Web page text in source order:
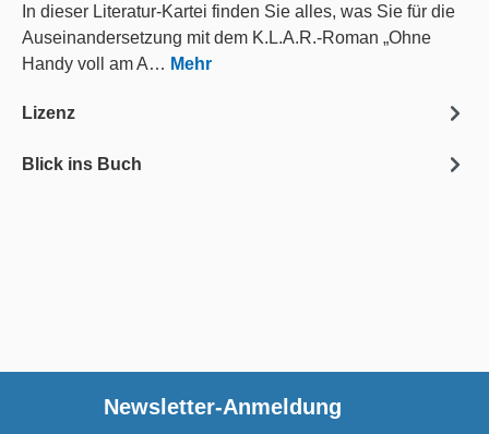
In dieser Literatur-Kartei finden Sie alles, was Sie für die
Auseinandersetzung mit dem K.L.A.R.-Roman „Ohne
Handy voll am A… Mehr
Lizenz
Blick ins Buch
Newsletter-Anmeldung